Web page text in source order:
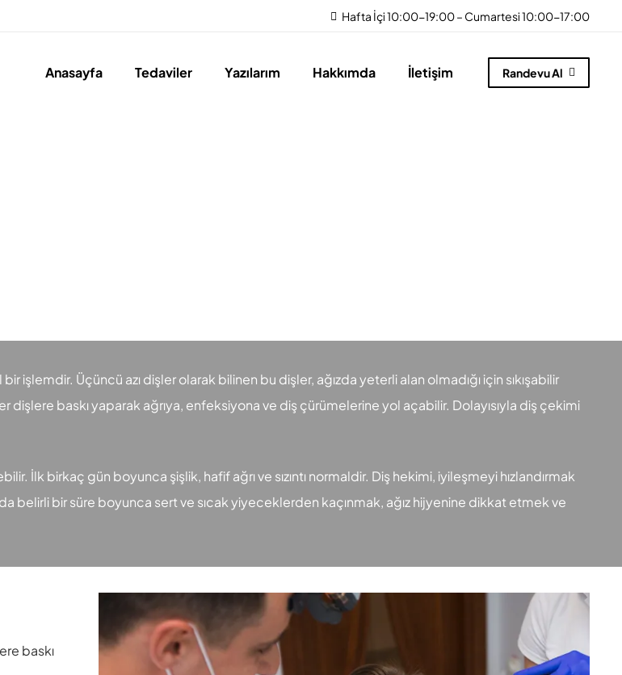
Hafta İçi 10:00-19:00 – Cumartesi 10:00-17:00
Anasayfa Tedaviler Yazılarım Hakkımda İletişim Randevu Al
Üçüncü azı dişler olarak bilinen bu dişler, ağızda yeterli alan olmadığı için sıkışabilir
dişlere baskı yaparak ağrıya, enfeksiyona ve diş çürümelerine yol açabilir. Dolayısıyla diş çekimi
İlk birkaç gün boyunca şişlik, hafif ağrı ve sızıntı normaldir. Diş hekimi, iyileşmeyi hızlandırmak
belirli bir süre boyunca sert ve sıcak yiyeceklerden kaçınmak, ağız hijyenine dikkat etmek ve
baskı